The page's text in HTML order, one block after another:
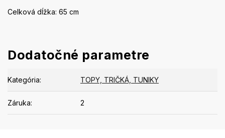
Celková dĺžka: 65 cm
Dodatočné parametre
Kategória: TOPY, TRIČKÁ, TUNIKY
Záruka: 2